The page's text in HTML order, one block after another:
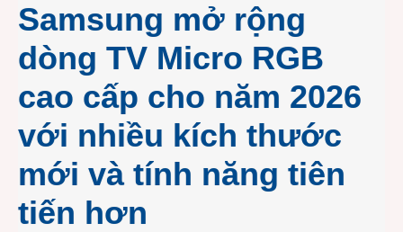
Samsung mở rộng
dòng TV Micro RGB
cao cấp cho năm 2026
với nhiều kích thước
mới và tính năng tiên
tiến hơn